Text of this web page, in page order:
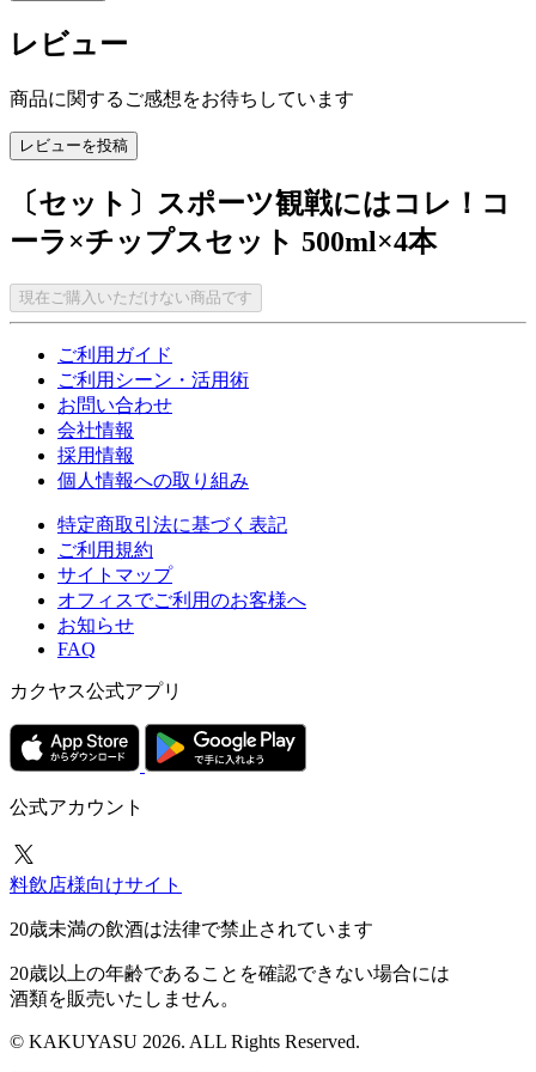
レビュー
商品に関するご感想をお待ちしています
レビューを投稿
〔セット〕スポーツ観戦にはコレ！コ
ーラ×チップスセット 500ml×4本
現在ご購入いただけない商品です
ご利用ガイド
ご利用シーン・活用術
お問い合わせ
会社情報
採用情報
個人情報への取り組み
特定商取引法に基づく表記
ご利用規約
サイトマップ
オフィスでご利用のお客様へ
お知らせ
FAQ
カクヤス公式アプリ
公式アカウント
料飲店様向けサイト
20歳未満の飲酒は法律で禁止されています
20歳以上の年齢であることを確認できない場合には
酒類を販売いたしません。
© KAKUYASU 2026. ALL Rights Reserved.